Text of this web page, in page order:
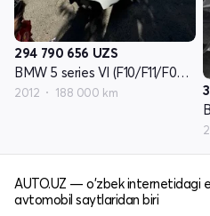
294 790 656 UZS
BMW 5 series VI (F10/F11/F07) - avlod
2012 188 000 km
AUTO.UZ — o'zbek internetidagi
avtomobil saytlaridan biri